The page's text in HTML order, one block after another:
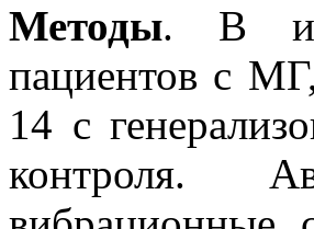
Методы. В
пациентов с
14 с
контроля.